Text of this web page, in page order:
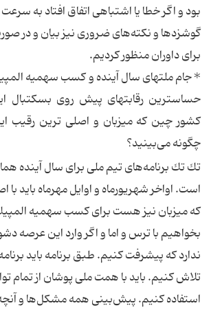
بود و اگر خطا یا اشتباهی اتفاق افتاد به
گوشزدها و نكته‌های ضروری نیز بیان و در
برای داوران منظور كردیم.
*‌ جام ملتهای سال آینده و كسب سهمیه
حساسترین رقابتهای پیش روی بسكتبال
كشور چین كه میزبان و اصلی ترین رقیب
چگونه می‌بینید؟
تك تك برنامه‌های تیم ملی برای سال آینده
است. اواخر شهریورماه و اوایل مهرماه باید با
كه میزبان نیز هست برای كسب سهمیه
بخواهیم با ترس و اما و اگر وارد این عرصه
ندارد كه پیشرفت كنیم. طبق برنامه باید
تلاش كنیم. باید با همت ملی پوشان از تمام
استفاده كنیم. پیش‌بینی همه مشكل‌ها و آنچه